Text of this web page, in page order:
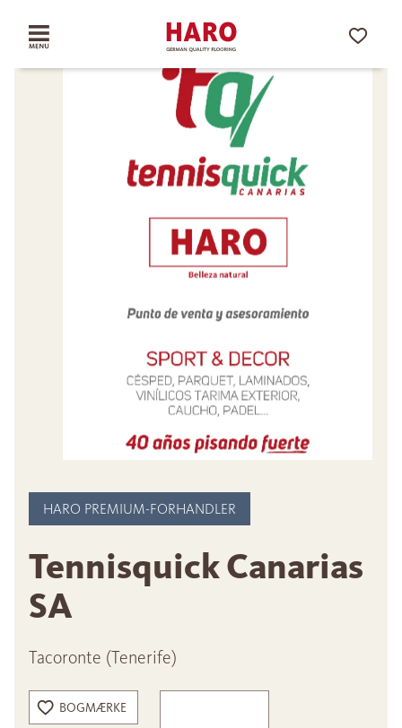
HARO PREMIUM-FORHANDLER
Tennisquick Canarias
SA
Tacoronte (Tenerife)
BOGMÆRKE